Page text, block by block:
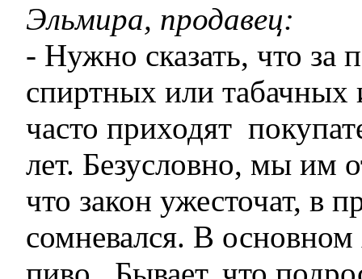
Эльмира, продавец:
- Нужно сказать, что за
спиртных или табачных
часто приходят
лет. Безусловно, мы им
что закон ужесточат, в
сомневался. В основном